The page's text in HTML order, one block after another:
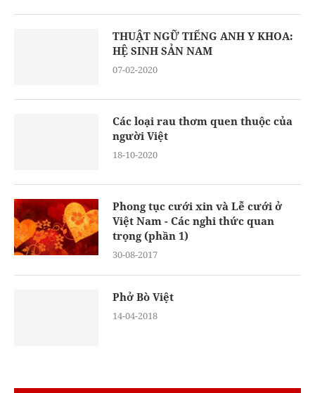
THUẬT NGỮ TIẾNG ANH Y KHOA:
HỆ SINH SẢN NAM
07-02-2020
Các loại rau thơm quen thuộc của
người Việt
18-10-2020
Phong tục cưới xin và Lễ cưới ở
Việt Nam - Các nghi thức quan
trọng (phần 1)
30-08-2017
Phở Bò Việt
14-04-2018